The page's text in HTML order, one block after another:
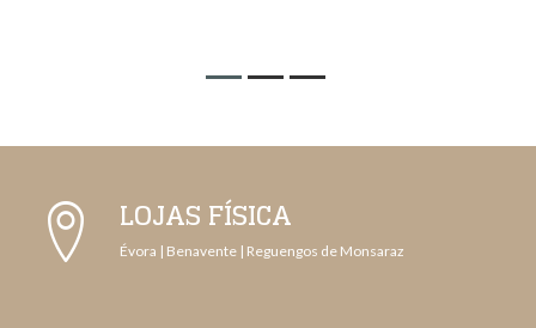
LOJAS FÍSICA
Évora | Benavente | Reguengos de Monsaraz